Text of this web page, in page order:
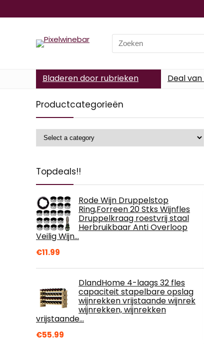
Search
for:
Bladeren door rubrieken Deal
Productcategorieën
Topdeals!!
Rode Wijn Druppelstop
Ring,Forreen 20 Stks Wijnfles
Druppelkraag roestvrij staal
Herbruikbaar Anti Overloop
Veilig Wijn…
€11.99
DlandHome 4-laags 32 fles
capaciteit stapelbare opslag
wijnrekken vrijstaande wijnrek
wijnrekken, wijnrekken
vrijstaande…
€55.99